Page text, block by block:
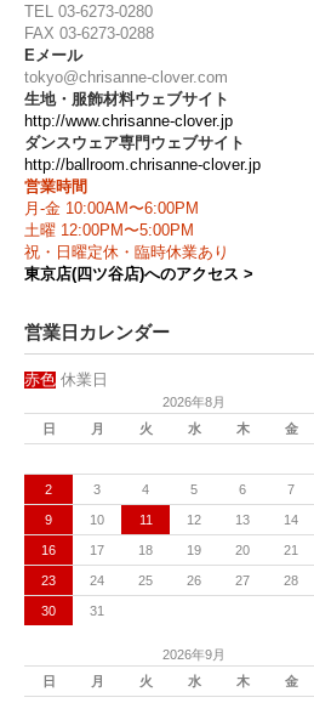
TEL 03-6273-0280
FAX 03-6273-0288
Eメール
tokyo@chrisanne-clover.com
生地・服飾材料ウェブサイト
http://www.chrisanne-clover.jp
ダンスウェア専門ウェブサイト
http://ballroom.chrisanne-clover.jp
営業時間
月-金 10:00AM〜6:00PM
土曜 12:00PM〜5:00PM
祝・日曜定休・臨時休業あり
東京店(四ツ谷店)へのアクセス >
営業日カレンダー
赤色 休業日
2026年8月
日
月 火 水 木 金
2 3 4 5 6 7
9 10 11 12 13 14
16 17 18 19 20 21
23 24 25 26 27 28
30 31
2026年9月
日
月 火 水 木 金